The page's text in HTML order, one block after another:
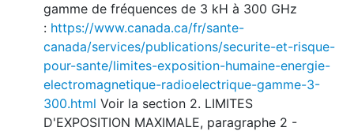
gamme de fréquences de 3 kH à 300 GHz
: https://www.canada.ca/fr/sante-
canada/services/publications/securite-et-risque-
pour-sante/limites-exposition-humaine-energie-
electromagnetique-radioelectrique-gamme-3-
300.html Voir la section 2. LIMITES
D'EXPOSITION MAXIMALE, paragraphe 2 -